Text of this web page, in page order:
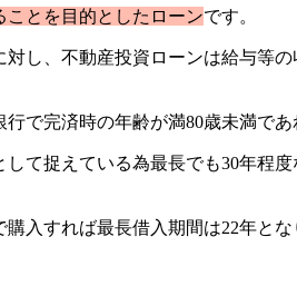
とを目的としたローンです。
し、不動産投資ローンは給与等の
で完済時の年齢が満80歳未満であ
て捉えている為最長でも30年程
入すれば最長借入期間は22年と